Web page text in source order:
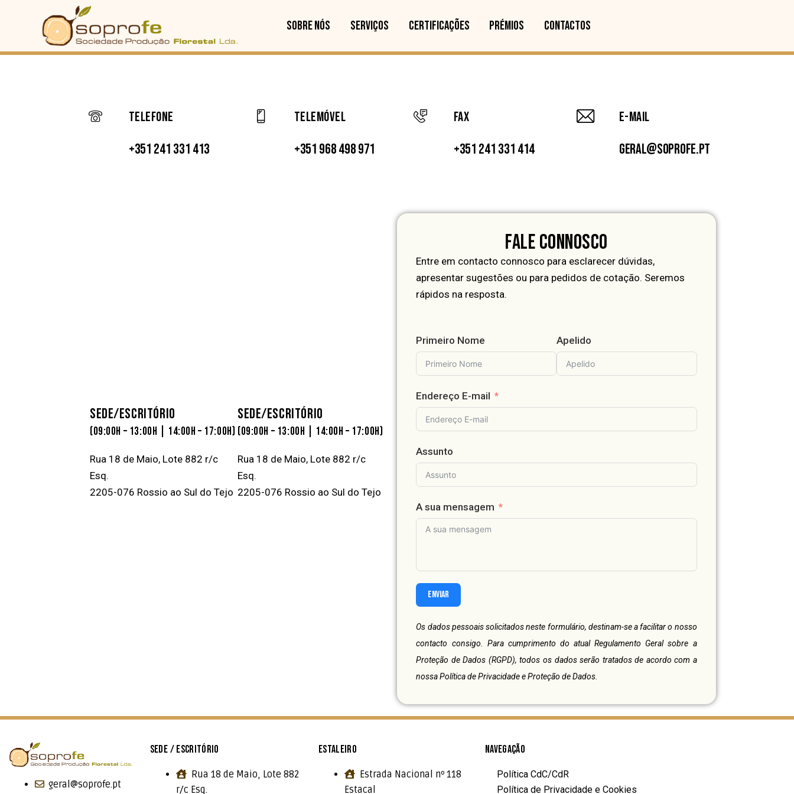
SOBRE NÓS SERVIÇOS CERTIFICAÇÕES PRÉMIOS CONTACTOS
Telefone
+351 241 331 413
Telemóvel
+351 968 498 971
FAX
+351 241 331 414
E-mail
geral@soprofe.pt
SEDE/ESCRITÓRIO
(09:00H – 13:00H | 14:00H – 17:00H)
Rua 18 de Maio, Lote 882 r/c
Esq.
2205-076 Rossio ao Sul do Tejo
SEDE/ESCRITÓRIO
(09:00H – 13:00H | 14:00H – 17:00H)
Rua 18 de Maio, Lote 882 r/c
Esq.
2205-076 Rossio ao Sul do Tejo
FALE CONNOSCO
Entre em contacto connosco para esclarecer dúvidas,
apresentar sugestões ou para pedidos de cotação. Seremos
rápidos na resposta.
Primeiro Nome Apelido
Endereço E-mail
Assunto
A sua mensagem
ENVIAR
Os dados pessoais solicitados neste formulário, destinam-se a facilitar o nosso
contacto consigo. Para cumprimento do atual Regulamento Geral sobre a
Proteção de Dados (RGPD), todos os dados serão tratados de acordo com a
nossaPolítica de Privacidade e Proteção de Dados.
geral@soprofe.pt
SEDE / ESCRITÓRIO
Rua 18 de Maio, Lote 882
r/c Esq.
ESTALEIRO
Estrada Nacional nº 118
Estacal
NAVEGAÇÃO
Política CdC/CdR
Política de Privacidade e Cookies